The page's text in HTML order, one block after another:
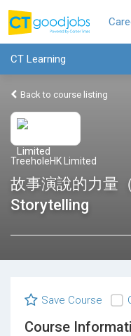
CT Learning
Back to course listing
TreeholeHK Limited
故事演說的力量
Storytelling
Save Course
Course